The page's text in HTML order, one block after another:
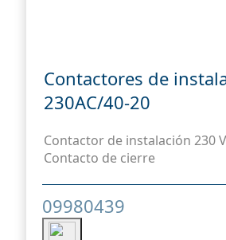
Contactores de
230AC/40-20
Contactor de instalación 230 V
Contacto de cierre
09980439